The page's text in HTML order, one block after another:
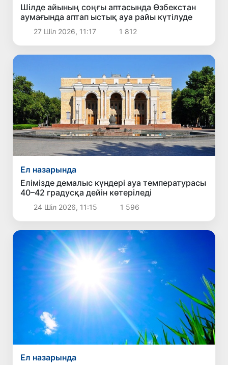
Шілде айының соңғы аптасында Өзбекстан
аумағында аптап ыстық ауа райы күтілуде
27 Шіл 2026, 11:17 1 812
Ел назарында
Елімізде демалыс күндері ауа температурасы
40–42 градусқа дейін көтеріледі
24 Шіл 2026, 11:15 1 596
Ел назарында